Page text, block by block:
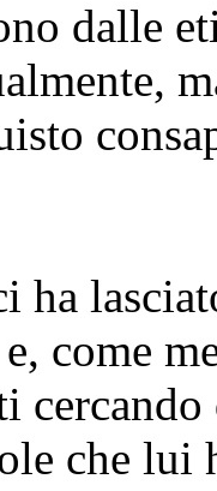
dalle
come
che lui